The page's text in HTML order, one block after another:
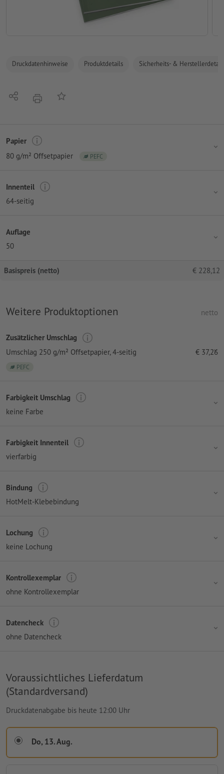
Druckdatenhinweise Produktdetails Sicherheits- &
Teilen DruckenAuf die Merkliste
Papier
80 g/m² Offsetpapier
PEFC
Innenteil
64-seitig
Auflage
50
Basispreis (netto) € 228,12
Weitere Produktoptionen netto
Zusätzlicher Umschlag
Umschlag 250 g/m² Offsetpapier, 4-seitig
PEFC
€ 37,26
Farbigkeit Umschlag
keine Farbe
Farbigkeit Innenteil
vierfarbig
Bindung
HotMelt-Klebebindung
Lochung
keine Lochung
Kontrollexemplar
ohne Kontrollexemplar
Datencheck
ohne Datencheck
Voraussichtliches Lieferdatum
(Standardversand)
Druckdatenabgabe bis heute 12:00 Uhr
Do, 13. Aug.